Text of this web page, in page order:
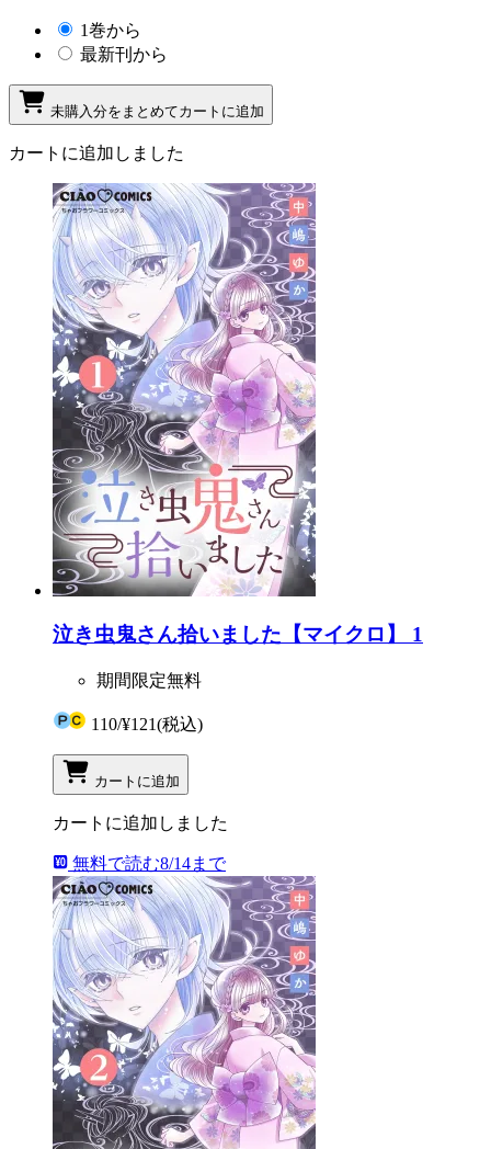
1巻から
最新刊から
未購入分をまとめてカートに追加
カートに追加しました
泣き虫鬼さん拾いました【マイクロ】 1
期間限定無料
110/¥121(税込)
カートに追加
カートに追加しました
無料で読む8/14まで